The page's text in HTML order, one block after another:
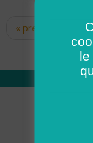
Pages
« premier ‹
14
le